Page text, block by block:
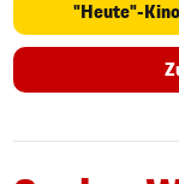
"Heute"-